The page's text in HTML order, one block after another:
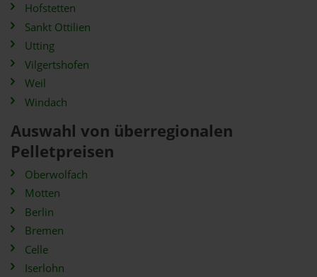
Hofstetten
Sankt Ottilien
Utting
Vilgertshofen
Weil
Windach
Auswahl von überregionalen
Pelletpreisen
Oberwolfach
Motten
Berlin
Bremen
Celle
Iserlohn